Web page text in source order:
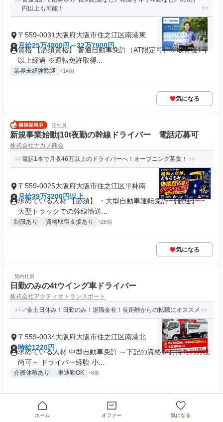
円以上も可能！
〒559-0031大阪府大阪市住之江区南港東
月給25万4800円～32万7800円
資格 【必須資格】 普通自動車免許（AT限定可）※取得後1年
以上経過 ※運転免許取得...
業界未経験歓迎 +14個
気になる
正社員
新規事業始動|10t夜勤の幹線ドライバー 電話応募可
株式会社ナカノ商会
電話1本で月収46万以上のドライバーへ！オープニング募集！
〒559-0025大阪府大阪市住之江区平林南
月給39万3200円以上
求めている人材 【必須】 ・大型自動車運転免許 【歓迎】 ・
大型トラックでの幹線輸送...
制服あり 資格取得支援あり +26個
気になる
契約社員
日勤のみの4tウイング車ドライバー
株式会社アクティオトランスポート
✅金土日休み！日勤のみ！退職金有！長距離からの転職にオススメ
〒559-0034大阪府大阪市住之江区南港北
時給1220円
求めている人材 中型自動車免許 ～下記の資格をお持ちの方は
尚可～ ドライバー経験 小...
介護休暇あり 車通勤OK +8個
気になる
ホーム オファー 気になる